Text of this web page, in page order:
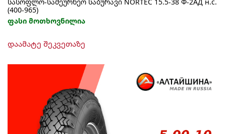
(400-965)
ფასი მოთხოვნილია
დაამატე შეკვეთაზე